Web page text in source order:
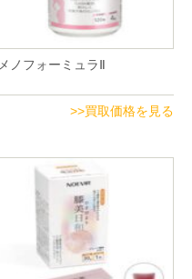
メノフォーミュラⅡ
>>買取価格を見る